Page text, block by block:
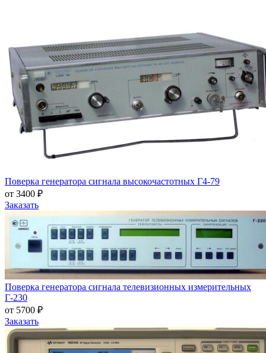
Поверка генератора сигнала высокочастотных Г4-79
от 3400 ₽
Заказать
Поверка генератора сигнала телевизионных измерительных
Г-230
от 5700 ₽
Заказать